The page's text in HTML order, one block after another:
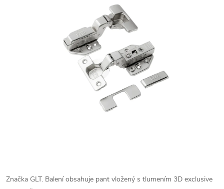
Značka GLT. Balení obsahuje pant vložený s tlumením 3D exclusive